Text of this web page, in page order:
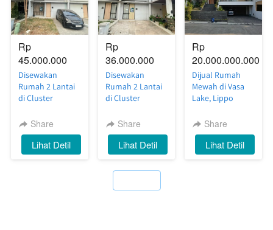
Rp
45.000.000
Disewakan
Rumah 2 Lantai
di Cluster
Waterfront
Estate, Lippo
Cikarang — Luas,
Nyaman, Siap
Share
`Lihat Detil
Rp
36.000.000
Disewakan
Rumah 2 Lantai
di Cluster
Waterfront
Estate, Lippo
Cikarang —
Nyaman, Rapi,
Share
`
Lihat Detil
Rp
20.000.000.000
Dijual Rumah
Mewah di Vasa
Lake, Lippo
Furnish, Siap
Huni dengan
Private
Swimming Pool
Share
`Lihat Detil